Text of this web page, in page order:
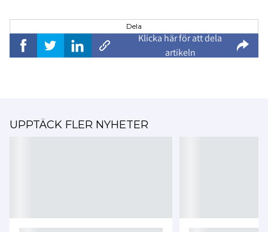
Dela
Klicka här för att dela
artikeln
UPPTÄCK FLER NYHETER